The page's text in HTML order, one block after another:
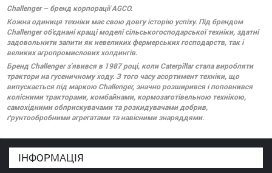
Challenger – бренд корпорації AGCO.
Кожна одиниця техніки має свою довгу історію успіху. Під брендом
Challenger об'єднані кращі моделі сільськогосподарської техніки, здатні
задовольнити запити як невеликих фермерських господарств, так і
великих агропромислових холдингів.
Бренд Challenger з'явився в 1987 році, коли Caterpillar стала виробляти
трактори на гусеничному ходу. З того часу асортимент техніки, що
випускається під маркою Challenger, значно розширився і поповнився
колісними тракторами, комбайнами, кормозаготівельною технікою,
самохідними обприскувачами та розкидувачами добрив,
ґрунтообробними агрегатами та навісними знаряддями.
ІНФОРМАЦІЯ